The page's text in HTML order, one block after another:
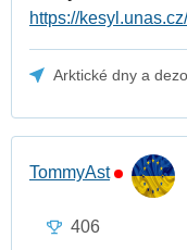
https://
Arktické dny a
TommyAst
406